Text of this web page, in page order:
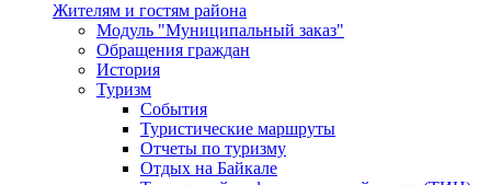
Жителям и гостям района
Модуль "Муниципальный заказ"
Обращения граждан
История
Туризм
События
Туристические маршруты
Отчеты по туризму
Отдых на Байкале